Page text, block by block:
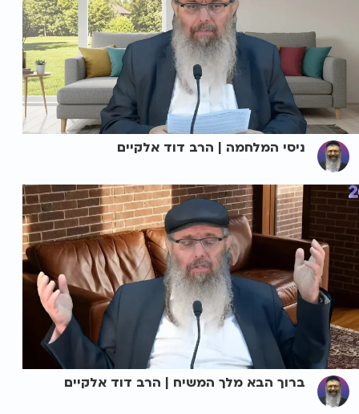
ניסי המלחמה | הרב דוד אלקיים
ברוך הבא מלך המשיח | הרב דוד אלקיים